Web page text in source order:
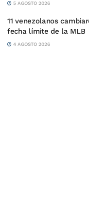
5 AGOSTO 2026
11 venezolanos
fecha límite de la MLB
4 AGOSTO 2026